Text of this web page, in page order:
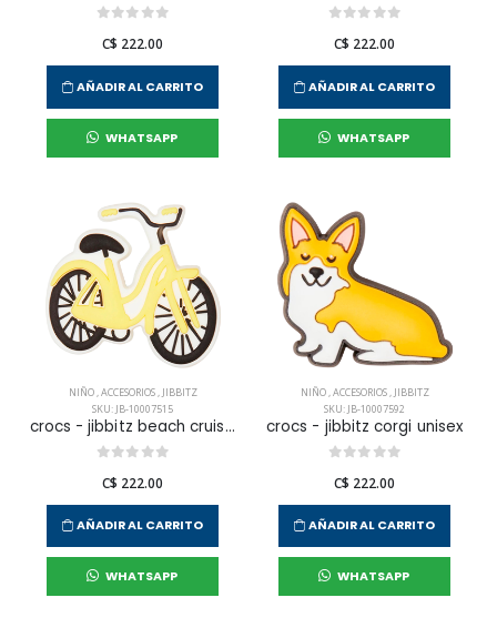
C$ 222.00
AÑADIR AL CARRITO
WHATSAPP
C$ 222.00
AÑADIR AL CARRITO
WHATSAPP
NIÑO,ACCESORIOS, JIBBITZ
SKU: JB-10007515
crocs - jibbitz beach cruiser bike unisex
C$ 222.00
AÑADIR AL CARRITO
WHATSAPP
NIÑO,ACCESORIOS, JIBBITZ
SKU: JB-10007592
crocs - jibbitz corgi unisex
C$ 222.00
AÑADIR AL CARRITO
WHATSAPP